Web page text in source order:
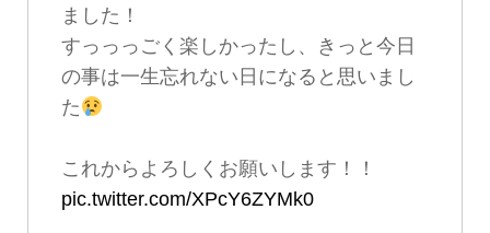
ました！
すっっっごく楽しかったし、きっと今日
の事は一生忘れない日になると思いまし
た
これからよろしくお願いします！！
pic.twitter.com/XPcY6ZYMk0